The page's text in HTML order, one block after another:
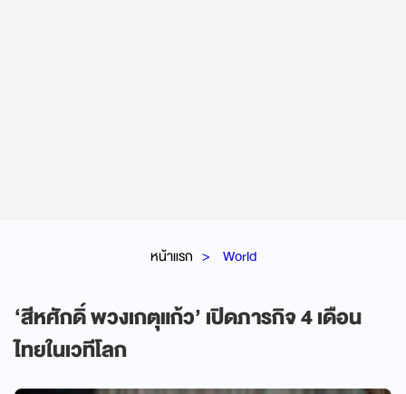
หน้าแรก World
‘สีหศักดิ์ พวงเกตุแก้ว’ เปิดภารกิจ 4 เดือน
ไทยในเวทีโลก